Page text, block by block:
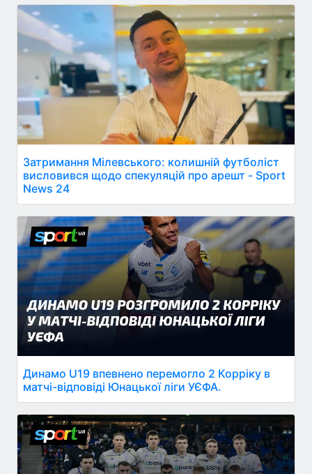
Затримання Мілевського: колишній футболіст
висловився щодо спекуляцій про арешт - Sport
News 24
Динамо U19 впевнено перемогло 2 Корріку в
матчі-відповіді Юнацької ліги УЄФА.